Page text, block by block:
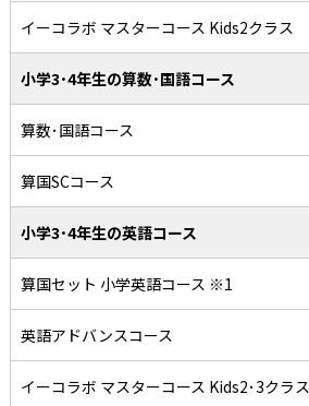
イーコラボ マスターコース Kids2クラス
小学3･4年生の算数･国語コース
算数･国語コース
算国SCコース
小学3･4年生の英語コース
算国セット 小学英語コース ※1
英語アドバンスコース
イーコラボ マスターコース Kids2･3クラス